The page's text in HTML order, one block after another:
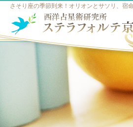
さそり座の季節到来！オリオンとサソリ、宿